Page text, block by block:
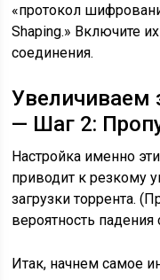
«протокол
Shaping.» Включите
соединения.
Увеличиваем
— Шаг 2:
Настройка именно
приводит к резкому
загрузки торрента.
вероятность падения
Итак, начнем самое